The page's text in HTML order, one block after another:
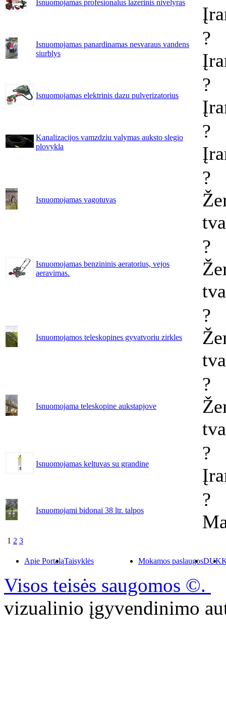
Isnuomojamas profesionalus lazerinis nivelyras
Isnuomojamas panardinamas nesvaraus vandens
siurblys
?
Isnuomojamas elektrinis dazu pulverizatorius
?
Kanalizacijos vamzdziu valymas auksto slegio
plovykla
?
Isnuomojamas vagotuvas
?
Isnuomojamas benzininis aeratorius, vejos
aeravimas.
?
Isnuomojamos teleskopines gyvatvoriu zirkles
?
Isnuomojama teleskopine aukstapjove
?
Isnuomojamas keltuvas su grandine
?
Isnuomojami bidonai 38 ltr. talpos
?
1 2 3
Apie PortaląTaisyklės Mokamos paslaugosDUK
Visos teisės saugomos ©.
vizualinio įgyvendinimo